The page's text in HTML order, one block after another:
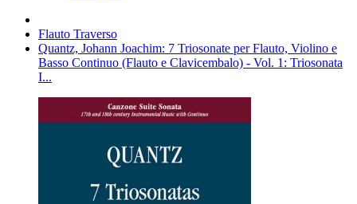
Flauto Traverso
Quantz, Johann Joachim: 7 Triosonate per Flauto, Violino e
Basso Continuo (Flauto e Clavicembalo) - Vol. 1: Triosonata
I...